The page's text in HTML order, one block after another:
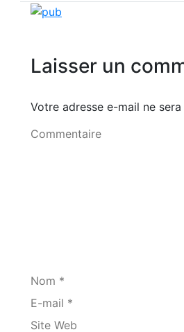
Laisser un
Votre adresse e-mail ne
Commentaire
Nom *
E-mail *
Site Web